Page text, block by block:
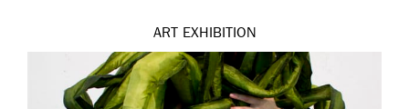
ART EXHIBITION